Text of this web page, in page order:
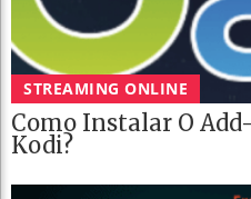
STREAMING ONLINE
Como Instalar O
Kodi?